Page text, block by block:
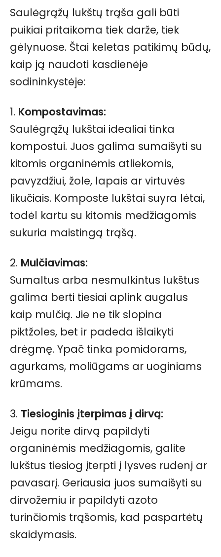
Saulėgrąžų lukštų trąša gali būti
puikiai pritaikoma tiek darže, tiek
gėlynuose. Štai keletas patikimų būdų,
kaip ją naudoti kasdienėje
sodininkystėje:
1. Kompostavimas:
Saulėgrąžų lukštai idealiai tinka
kompostui. Juos galima sumaišyti su
kitomis organinėmis atliekomis,
pavyzdžiui, žole, lapais ar virtuvės
likučiais. Komposte lukštai suyra lėtai,
todėl kartu su kitomis medžiagomis
sukuria maistingą trąšą.
2. Mulčiavimas:
Sumaltus arba nesmulkintus lukštus
galima berti tiesiai aplink augalus
kaip mulčią. Jie ne tik slopina
piktžoles, bet ir padeda išlaikyti
drėgmę. Ypač tinka pomidorams,
agurkams, moliūgams ar uoginiams
krūmams.
3. Tiesioginis įterpimas į dirvą:
Jeigu norite dirvą papildyti
organinėmis medžiagomis, galite
lukštus tiesiog įterpti į lysves rudenį ar
pavasarį. Geriausia juos sumaišyti su
dirvožemiu ir papildyti azoto
turinčiomis trąšomis, kad paspartėtų
skaidymasis.